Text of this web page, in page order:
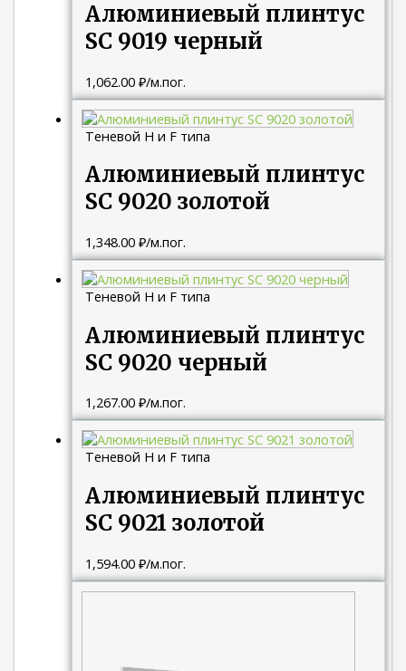
Алюминиевый плинтус
SC 9019 черный
1,062.00₽/м.пог.
Теневой H и F типа
Алюминиевый плинтус
SC 9020 золотой
1,348.00₽/м.пог.
Теневой H и F типа
Алюминиевый плинтус
SC 9020 черный
1,267.00₽/м.пог.
Теневой H и F типа
Алюминиевый плинтус
SC 9021 золотой
1,594.00₽/м.пог.